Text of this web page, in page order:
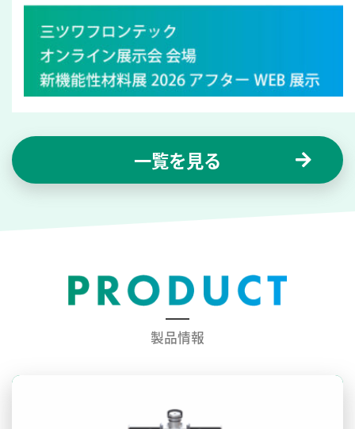
一覧を見る
製品情報